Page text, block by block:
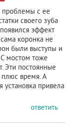
проблемы с ее
своего зуба
эффект
коронка не
были выступы и
С мостом тоже
Эти постоянные
время. А
привела
ответить